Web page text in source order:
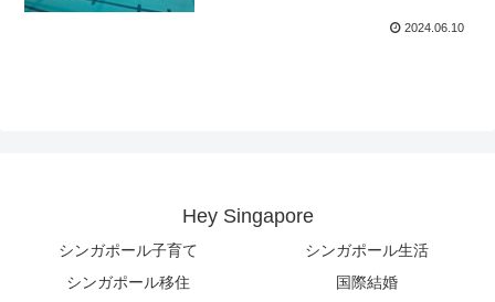
2024.06.10
Hey Singapore
シンガポール子育て
シンガポール生活
シンガポール移住
国際結婚